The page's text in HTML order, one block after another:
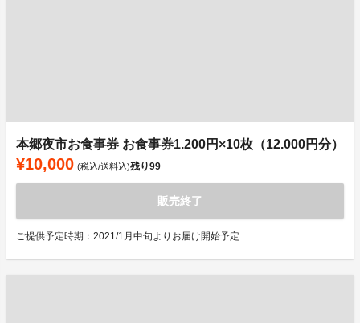
本郷夜市お食事券 お食事券1.200円×10枚（12.000円分）
¥10,000 (税込/送料込)残り99
販売終了
ご提供予定時期：2021/1月中旬よりお届け開始予定